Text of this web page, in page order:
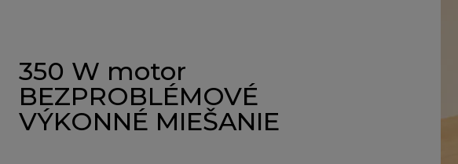
350 W motor
BEZPROBLÉMOVÉ
VÝKONNÉ MIEŠANIE